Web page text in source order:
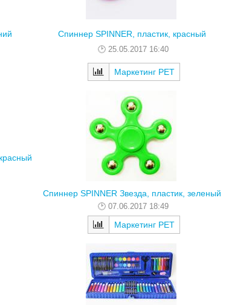
Спиннер SPINNER, пластик, красный
25.05.2017 16:40
Маркетинг РЕТ
Спиннер SPINNER Звезда, пластик, зеленый
07.06.2017 18:49
Маркетинг РЕТ